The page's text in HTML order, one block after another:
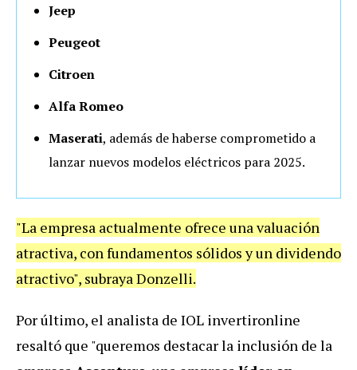
Jeep
Peugeot
Citroen
Alfa Romeo
Maserati, además de haberse comprometido a
lanzar nuevos modelos eléctricos para 2025.
"La empresa actualmente ofrece una valuación
atractiva, con fundamentos sólidos y un dividendo
atractivo", subraya Donzelli.
Por último, el analista de IOL invertironline
resaltó que "queremos destacar la inclusión de la